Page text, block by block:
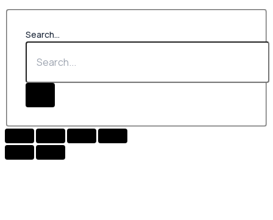
Search...